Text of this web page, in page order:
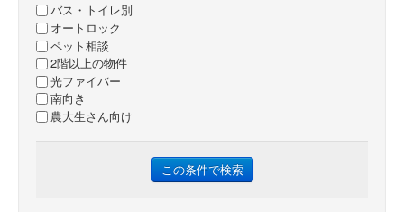
バス・トイレ別
オートロック
ペット相談
2階以上の物件
光ファイバー
南向き
農大生さん向け